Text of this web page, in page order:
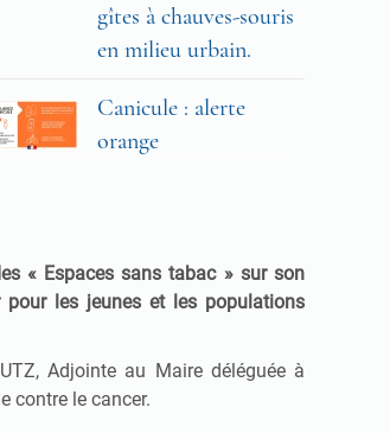
gîtes à chauves-souris
en milieu urbain.
Canicule : alerte
orange
« Espaces sans tabac » sur son
pour les jeunes et les populations
Adjointe au Maire déléguée à
contre le cancer.